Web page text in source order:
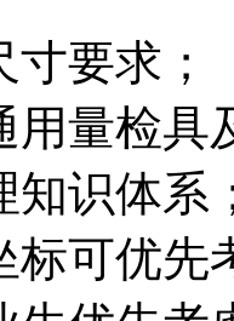
要求；
用量检具
知识体系
标可优先